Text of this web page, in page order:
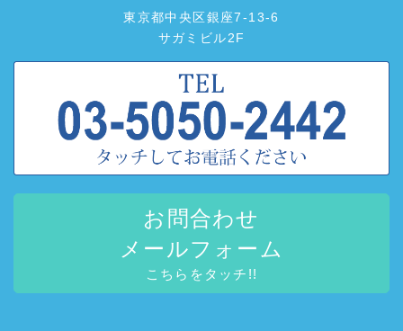
東京都中央区銀座7-13-6
サガミビル2F
お問合わせ
メールフォーム
こちらをタッチ!!